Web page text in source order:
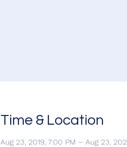
Time & Location
Aug 23, 2019, 7:00 PM – Aug 23,